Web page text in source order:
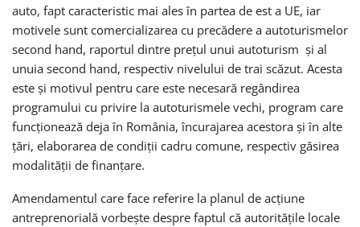
auto, fapt caracteristic mai ales în partea de est a UE, iar
motivele sunt comercializarea cu precădere a autoturismelor
second hand, raportul dintre prețul unui autoturism și al
unuia second hand, respectiv nivelului de trai scăzut. Acesta
este și motivul pentru care este necesară regândirea
programului cu privire la autoturismele vechi, program care
funcționează deja în România, încurajarea acestora și în alte
țări, elaborarea de condiții cadru comune, respectiv găsirea
modalității de finanțare.
Amendamentul care face referire la planul de acțiune
antreprenorială vorbește despre faptul că autoritățile locale